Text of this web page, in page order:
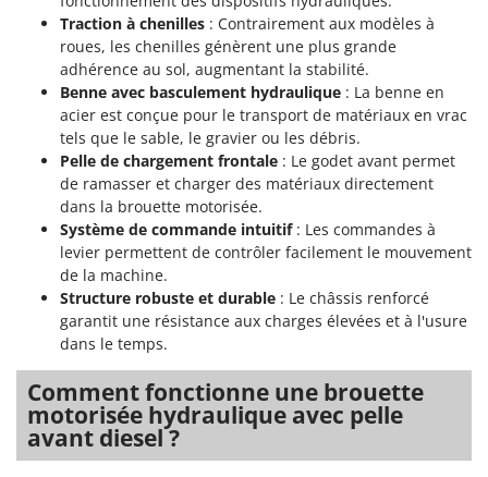
MAMMAMIA
Marcato
Marina Systems
Master
Mastercook
Masterpro
McCulloch
MCH
Michelin
Mille
Minox
Mockmill
More than chef
MOSA
Traction à chenilles : Contrairement aux modèles à
roues, les chenilles génèrent une plus grande
adhérence au sol, augmentant la stabilité.
Benne avec basculement hydraulique : La benne en
acier est conçue pour le transport de matériaux en vrac
tels que le sable, le gravier ou les débris.
Pelle de chargement frontale : Le godet avant permet
de ramasser et charger des matériaux directement
dans la brouette motorisée.
Système de commande intuitif: Les commandes à
levier permettent de contrôler facilement le mouvement
de la machine.
Structure robuste et durable : Le châssis renforcé
garantit une résistance aux charges élevées et à l'usure
dans le temps.
Comment fonctionne une brouette
motorisée hydraulique avec pelle
avant diesel ?